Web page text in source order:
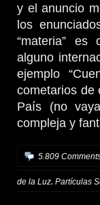
y el anuncio
los
“materia” es
alguno
ejemplo
cometarios de
País (no
compleja y
5.809
de la Luz, Partículas